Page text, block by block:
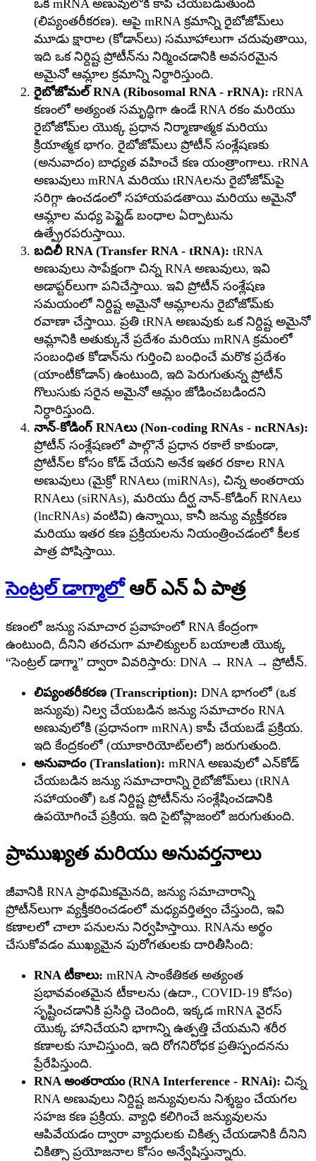
ఒక mRNA అణువులోకి కాపీ చేయబడుతుంది
(లిప్యంతరీకరణ). ఆపై mRNA క్రమాన్ని రైబోజోమ్‌లు
మూడు క్షారాల (కోడాన్‌లు) సమూహాలుగా చదువుతాయి,
ఇది ఒక నిర్దిష్ట ప్రోటీన్‌ను నిర్మించడానికి అవసరమైన
అమైనో ఆమ్లాల క్రమాన్ని నిర్ధారిస్తుంది.
రైబోజోమల్ RNA (Ribosomal RNA - rRNA): rRNA
కణంలో అత్యంత సమృద్ధిగా ఉండే RNA రకం మరియు
రైబోజోమ్‌ల యొక్క ప్రధాన నిర్మాణాత్మక మరియు
క్రియాత్మక భాగం. రైబోజోమ్‌లు ప్రోటీన్ సంశ్లేషణకు
(అనువాదం) బాధ్యత వహించే కణ యంత్రాంగాలు. rRNA
అణువులు mRNA మరియు tRNAలను రైబోజోమ్‌పై
సరిగ్గా ఉంచడంలో సహాయపడతాయి మరియు అమైనో
ఆమ్లాల మధ్య పెప్టైడ్ బంధాల ఏర్పాటును
ఉత్ప్రేరపరుస్తాయి.
బదిలీ RNA (Transfer RNA - tRNA): tRNA
అణువులు సాపేక్షంగా చిన్న RNA అణువులు, ఇవి
అడాప్టర్‌లుగా పనిచేస్తాయి. ఇవి ప్రోటీన్ సంశ్లేషణ
సమయంలో నిర్దిష్ట అమైనో ఆమ్లాలను రైబోజోమ్‌కు
రవాణా చేస్తాయి. ప్రతి tRNA అణువుకు ఒక నిర్దిష్ట అమైనో
ఆమ్లానికి అతుక్కునే ప్రదేశం మరియు mRNA క్రమంలో
సంబంధిత కోడాన్‌ను గుర్తించి బంధించే మరొక ప్రదేశం
(యాంటీకోడాన్) ఉంటుంది, ఇది పెరుగుతున్న ప్రోటీన్
గొలుసుకు సరైన అమైనో ఆమ్లం జోడించబడిందని
నిర్ధారిస్తుంది.
నాన్-కోడింగ్ RNAలు (Non-coding RNAs - ncRNAs):
ప్రోటీన్ సంశ్లేషణలో పాల్గొనే ప్రధాన రకాలే కాకుండా,
ప్రోటీన్‌ల కోసం కోడ్ చేయని అనేక ఇతర రకాల RNA
అణువులు (మైక్రో RNAలు (miRNAs), చిన్న అంతరాయ
RNAలు (siRNAs), మరియు దీర్ఘ నాన్-కోడింగ్ RNAలు
(lncRNAs) వంటివి) ఉన్నాయి, కానీ జన్యు వ్యక్తీకరణ
మరియు ఇతర కణ ప్రక్రియలను నియంత్రించడంలో కీలక
పాత్ర పోషిస్తాయి.
సెంట్రల్ డాగ్మాలోఆర్ ఎన్ ఏ పాత్ర
కణంలో జన్యు సమాచార ప్రవాహంలో RNA కేంద్రంగా
ఉంటుంది, దీనిని తరచుగా మాలిక్యులర్ బయాలజీ యొక్క
“సెంట్రల్ డాగ్మా” ద్వారా వివరిస్తారు: DNA → RNA → ప్రోటీన్.
లిప్యంతరీకరణ (Transcription): DNA భాగంలో (ఒక
జన్యువు) నిల్వ చేయబడిన జన్యు సమాచారం RNA
అణువులోకి (ప్రధానంగా mRNA) కాపీ చేయబడే ప్రక్రియ.
ఇది కేంద్రకంలో (యూకారియోట్‌లలో) జరుగుతుంది.
అనువాదం (Translation): mRNA అణువులో ఎన్‌కోడ్
చేయబడిన జన్యు సమాచారాన్ని రైబోజోమ్‌లు (tRNA
సహాయంతో) ఒక నిర్దిష్ట ప్రోటీన్‌ను సంశ్లేషించడానికి
ఉపయోగించే ప్రక్రియ. ఇది సైటోప్లాజంలో జరుగుతుంది.
ప్రాముఖ్యత మరియు అనువర్తనాలు
జీవానికి RNA ప్రాథమికమైనది, జన్యు సమాచారాన్ని
ప్రోటీన్‌లుగా వ్యక్తీకరించడంలో మధ్యవర్తిత్వం చేస్తుంది, ఇవి
కణాలలో చాలా పనులను నిర్వహిస్తాయి. RNAను అర్థం
చేసుకోవడం ముఖ్యమైన పురోగతులకు దారితీసింది:
RNA టీకాలు: mRNA సాంకేతికత అత్యంత
ప్రభావవంతమైన టీకాలను (ఉదా., COVID-19 కోసం)
సృష్టించడానికి ప్రసిద్ధి చెందింది, ఇక్కడ mRNA వైరస్
యొక్క హానిచేయని భాగాన్ని ఉత్పత్తి చేయమని శరీర
కణాలకు సూచిస్తుంది, ఇది రోగనిరోధక ప్రతిస్పందనను
ప్రేరేపిస్తుంది.
RNA అంతరాయం (RNA Interference - RNAi): చిన్న
RNA అణువులు నిర్దిష్ట జన్యువులను నిశ్శబ్దం చేయగల
సహజ కణ ప్రక్రియ. వ్యాధి కలిగించే జన్యువులను
ఆపివేయడం ద్వారా వ్యాధులకు చికిత్స చేయడానికి దీనిని
చికిత్సా ప్రయోజనాల కోసం అన్వేషిస్తున్నారు.